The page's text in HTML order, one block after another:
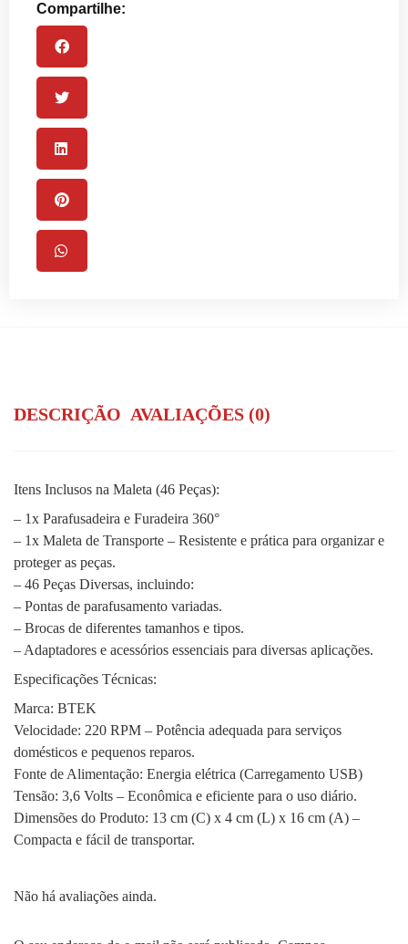
Compartilhe:
DESCRIÇÃO AVALIAÇÕES (0)
Itens Inclusos na Maleta (46 Peças):
– 1x Parafusadeira e Furadeira 360°
– 1x Maleta de Transporte – Resistente e prática para organizar e
proteger as peças.
– 46 Peças Diversas, incluindo:
– Pontas de parafusamento variadas.
– Brocas de diferentes tamanhos e tipos.
– Adaptadores e acessórios essenciais para diversas aplicações.
Especificações Técnicas:
Marca: BTEK
Velocidade: 220 RPM – Potência adequada para serviços
domésticos e pequenos reparos.
Fonte de Alimentação: Energia elétrica (Carregamento USB)
Tensão: 3,6 Volts – Econômica e eficiente para o uso diário.
Dimensões do Produto: 13 cm (C) x 4 cm (L) x 16 cm (A) –
Compacta e fácil de transportar.
Não há avaliações ainda.